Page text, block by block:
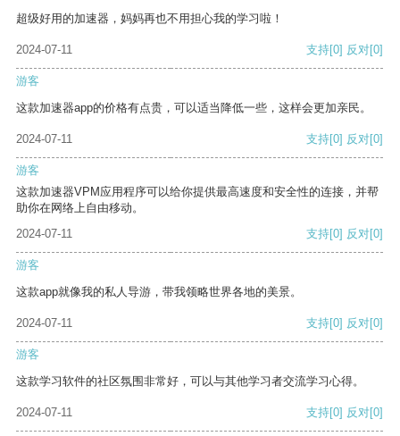
超级好用的加速器，妈妈再也不用担心我的学习啦！
2024-07-11 支持[0] 反对[0]
游客
这款加速器app的价格有点贵，可以适当降低一些，这样会更加亲民。
2024-07-11 支持[0] 反对[0]
游客
这款加速器VPM应用程序可以给你提供最高速度和安全性的连接，并帮
助你在网络上自由移动。
2024-07-11
支持[0] 反对[0]
游客
这款app就像我的私人导游，带我领略世界各地的美景。
2024-07-11 支持[0] 反对[0]
游客
这款学习软件的社区氛围非常好，可以与其他学习者交流学习心得。
2024-07-11 支持[0] 反对[0]